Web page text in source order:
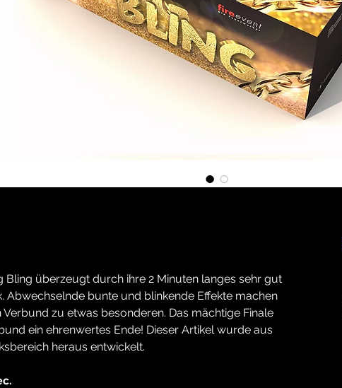
Bling überzeugt durch ihre 2 Minuten langes sehr gut
Abwechselnde bunte und blinkende Effekte machen
Verbund zu etwas besonderen. Das mächtige Finale
ein ehrenwertes Ende! Dieser Artikel wurde aus
heraus entwickelt.